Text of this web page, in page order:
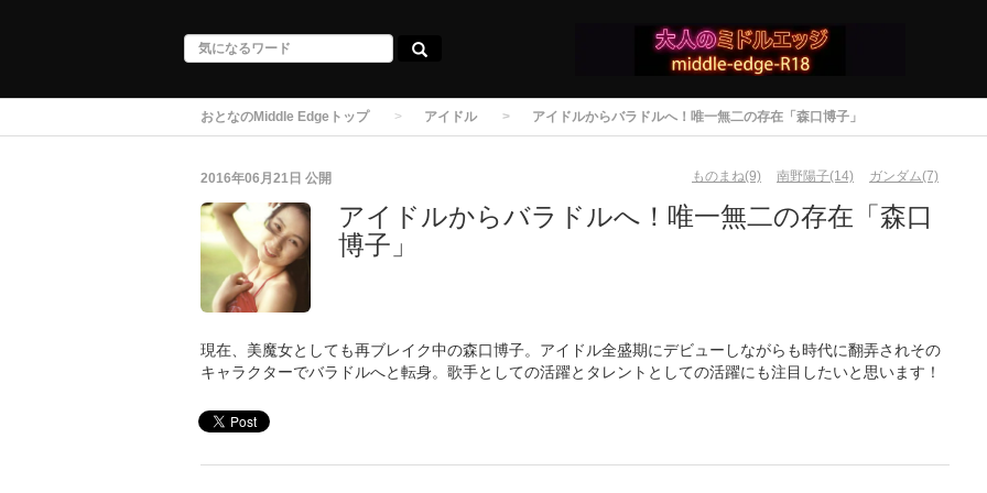
おとなのMiddle Edgeトップ アイドル アイドルからバラドルへ！唯一無二の存在「森口博子」
2016年06月21日 公開 ものまね(9) 南野陽子(14) ガンダム(7)
アイドルからバラドルへ！唯一無二の存在「森口
博子」
現在、美魔女としても再ブレイク中の森口博子。アイドル全盛期にデビューしながらも時代に翻弄されその
キャラクターでバラドルへと転身。歌手としての活躍とタレントとしての活躍にも注目したいと思います！